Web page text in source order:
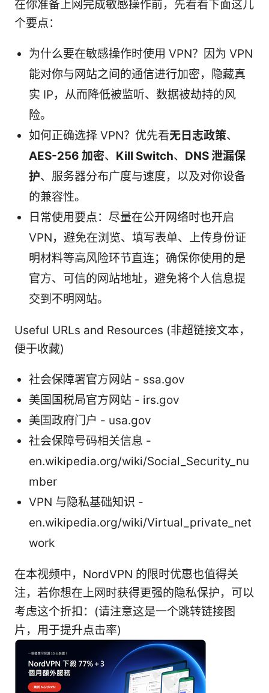
在你准备上网完成敏感操作前，先看看下面这几
个要点：
为什么要在敏感操作时使用 VPN？因为 VPN
能对你与网站之间的通信进行加密，隐藏真
实 IP，从而降低被监听、数据被劫持的风
险。
如何正确选择 VPN？优先看无日志政策、
AES-256 加密、 Kill Switch、 DNS 泄漏保
护、服务器分布广度与速度，以及对你设备
的兼容性。
日常使用要点：尽量在公开网络时也开启
VPN，避免在浏览、填写表单、上传身份证
明材料等高风险环节直连；确保你使用的是
官方、可信的网站地址，避免将个人信息提
交到不明网站。
Useful URLs and Resources (非超链接文本，
便于收藏)
社会保障署官方网站 - ssa.gov
美国国税局官方网站 - irs.gov
美国政府门户 - usa.gov
社会保障号码相关信息 -
en.wikipedia.org/wiki/Social_Security_nu
mber
VPN 与隐私基础知识 -
en.wikipedia.org/wiki/Virtual_private_net
work
在本视频中，NordVPN 的限时优惠也值得关
注，若你想在上网时获得更强的隐私保护，可以
考虑这个折扣：(请注意这是一个跳转链接图
片，用于提升点击率)